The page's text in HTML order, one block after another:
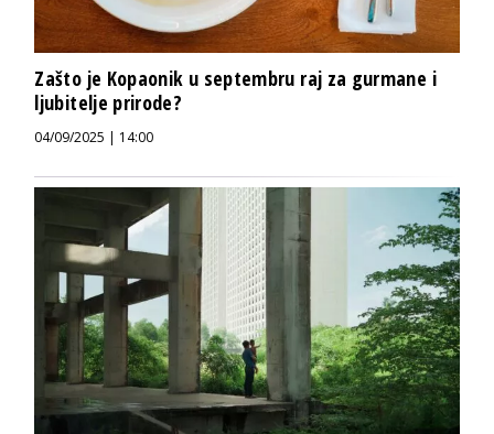
Zašto je Kopaonik u septembru raj za gurmane i
ljubitelje prirode?
04/09/2025 | 14:00